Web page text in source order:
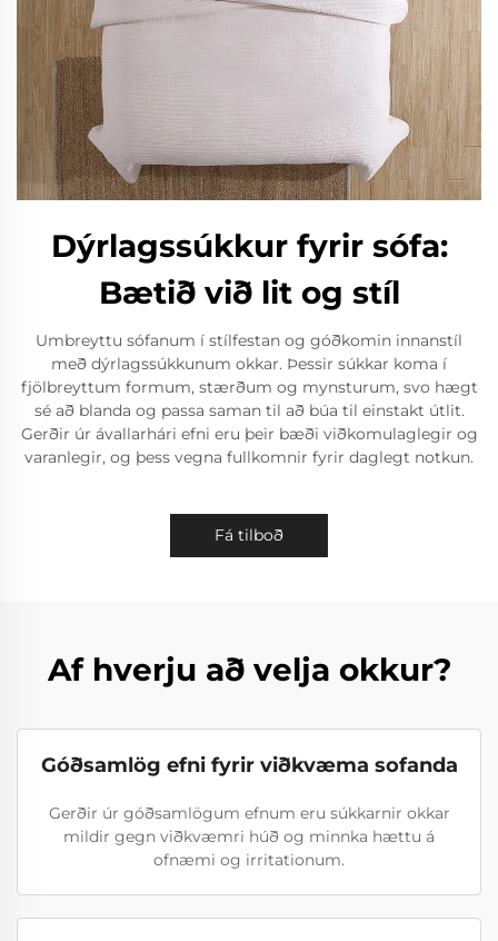
Dýrlagssúkkur fyrir sófa:
Bætið við lit og stíl
Umbreyttu sófanum í stílfestan og góðkomin innanstíl
með dýrlagssúkkunum okkar. Þessir súkkar koma í
fjölbreyttum formum, stærðum og mynsturum, svo hægt
sé að blanda og passa saman til að búa til einstakt útlit.
Gerðir úr ávallarhári efni eru þeir bæði viðkomulaglegir og
varanlegir, og þess vegna fullkomnir fyrir daglegt notkun.
Fá tilboð
Af hverju að velja okkur?
Góðsamlög efni fyrir viðkvæma sofanda
Gerðir úr góðsamlögum efnum eru súkkarnir okkar
mildir gegn viðkvæmri húð og minnka hættu á
ofnæmi og irritationum.